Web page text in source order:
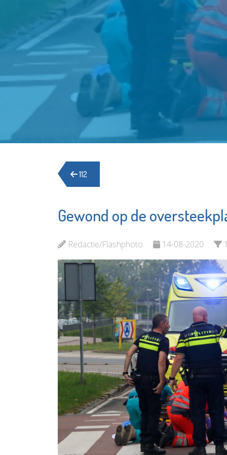
112
Gewond op de
Redactie/Flashphoto 14-08-2020
Seniorenwelzijn
Schiedam
Bekijk de